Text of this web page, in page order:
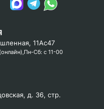
11Ас47
Сб: с 11-00
д. 36, стр.